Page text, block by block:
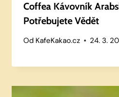
Coffea Kávovník
Potřebujete Vědět
Od KafeKakao.cz 24. 3.